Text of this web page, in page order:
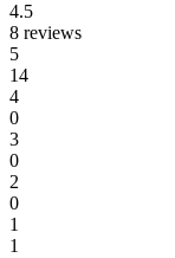
4.5
8 reviews
5
14
4
0
3
0
2
0
1
1